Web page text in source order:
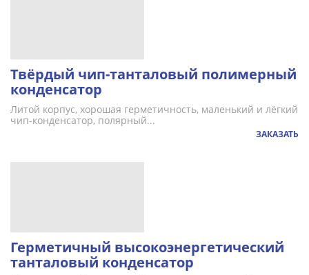
Твёрдый чип-танталовый полимерный
конденсатор
Литой корпус, хорошая герметичность, маленький и лёгкий
чип-конденсатор, полярный...
ЗАКАЗАТЬ
Герметичный высокоэнергетический
танталовый конденсатор